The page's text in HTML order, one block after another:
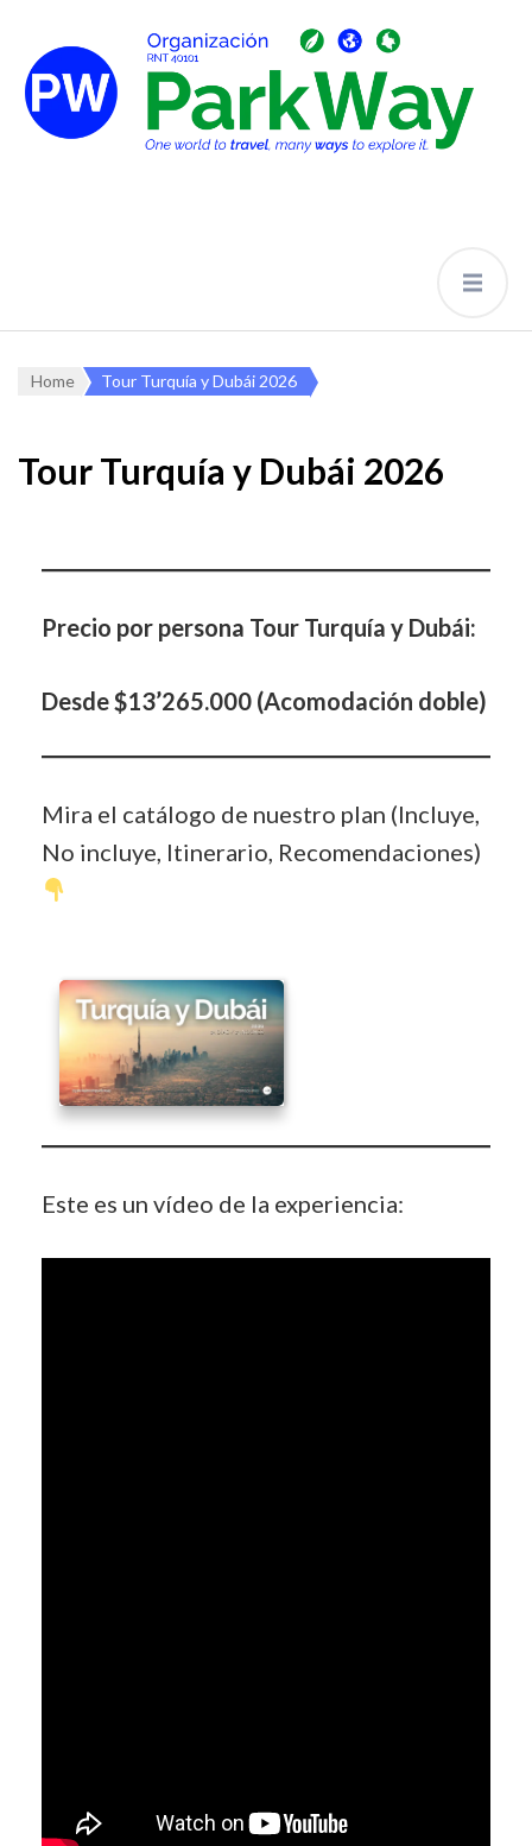
Home Tour Turquía y Dubái 2026
Tour Turquía y Dubái 2026
Precio por persona Tour Turquía y Dubái:
Desde $13’265.000 (Acomodación doble)
Mira el catálogo de nuestro plan (Incluye,
No incluye, Itinerario, Recomendaciones)
Este es un vídeo de la experiencia: